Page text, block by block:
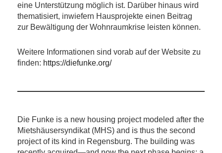
eine Unterstützung möglich ist. Darüber hinaus wird
thematisiert, inwiefern Hausprojekte einen Beitrag
zur Bewältigung der Wohnraumkrise leisten können.
Weitere Informationen sind vorab auf der Website zu
finden: https://diefunke.org/
Die Funke is a new housing project modeled after the
Mietshäusersyndikat (MHS) and is thus the second
project of its kind in Regensburg. The building was